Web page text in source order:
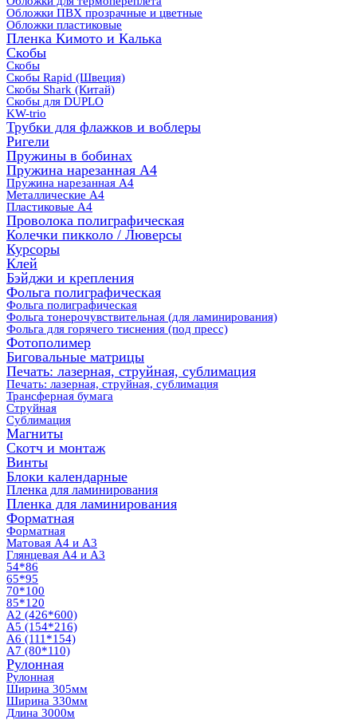
Обложки ПВХ прозрачные и цветные
Обложки пластиковые
Пленка Кимото и Калька
Скобы
Скобы
Скобы Rapid (Швеция)
Скобы Shark (Китай)
Скобы для DUPLO
KW-trio
Трубки для флажков и воблеры
Ригели
Пружины в бобинах
Пружина нарезанная А4
Пружина нарезанная А4
Металлические А4
Пластиковые А4
Проволока полиграфическая
Колечки пикколо / Люверсы
Курсоры
Клей
Бэйджи и крепления
Фольга полиграфическая
Фольга полиграфическая
Фольга тонерочувствительная (для ламинирования)
Фольга для горячего тиснения (под пресс)
Фотополимер
Биговальные матрицы
Печать: лазерная, струйная, сублимация
Печать: лазерная, струйная, сублимация
Трансферная бумага
Струйная
Сублимация
Магниты
Скотч и монтаж
Винты
Блоки календарные
Пленка для ламинирования
Пленка для ламинирования
Форматная
Форматная
Матовая А4 и А3
Глянцевая А4 и А3
54*86
65*95
70*100
85*120
А2 (426*600)
А5 (154*216)
А6 (111*154)
А7 (80*110)
Рулонная
Рулонная
Ширина 305мм
Ширина 330мм
Длина 3000м